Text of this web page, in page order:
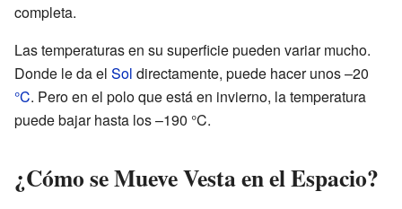
completa.
Las temperaturas en su superficie pueden variar mucho.
Donde le da el Sol directamente, puede hacer unos –20
°C. Pero en el polo que está en invierno, la temperatura
puede bajar hasta los –190 °C.
¿Cómo se Mueve Vesta en el Espacio?